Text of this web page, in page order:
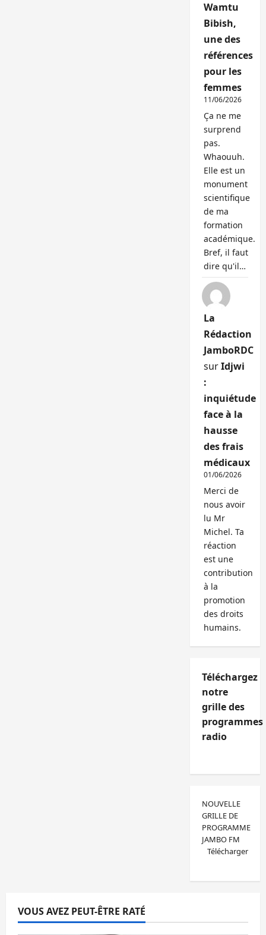
Wamtu
Bibish,
une des
références
pour les
femmes
11/06/2026
Ça ne me
surprend
pas.
Whaouuh.
Elle est un
monument
scientifique
de ma
formation
académique.
Bref, il faut
dire qu'il…
La
Rédaction
JamboRDC
surIdjwi
:
inquiétude
face à la
hausse
des frais
médicaux
01/06/2026
Merci de
nous avoir
lu Mr
Michel. Ta
réaction
est une
contribution
à la
promotion
des droits
humains.
Téléchargez
notre
grille des
programmes
radio
NOUVELLE
GRILLE DE
PROGRAMME
JAMBO FM
Télécharger
VOUS AVEZ PEUT-ÊTRE RATÉ